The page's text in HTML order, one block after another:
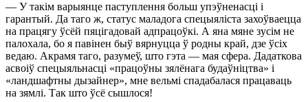
— У такім варыянце паступлення больш упэўненасці і
гарантый. Да таго ж, статус маладога спецыяліста захоўваецца
на працягу ўсёй пяцігадовай адпрацоўкі. А яна мяне зусім не
палохала, бо я павінен быў вярнуцца ў родны край, дзе ўсіх
ведаю. Акрамя таго, разумеў, што гэта — мая сфера. Дадаткова
асвоіў спецыяльнасці «працоўны зялёнага будаўніцтва» і
«ландшафтны дызайнер», мне вельмі спадабалася працаваць
на зямлі. Так што ўсё сышлося!